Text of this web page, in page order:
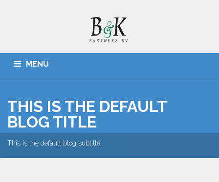
MENU
THIS IS THE DEFAULT
BLOG TITLE
This is the default blog subtitle.